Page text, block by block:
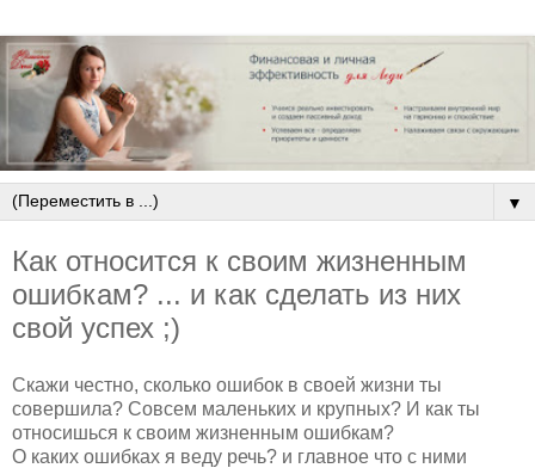
▼
Как относится к своим жизненным
ошибкам? ... и как сделать из них
свой успех ;)
Скажи честно, сколько ошибок в своей жизни ты
совершила? Совсем маленьких и крупных? И как ты
относишься к своим жизненным ошибкам?
О каких ошибках я веду речь? и главное что с ними